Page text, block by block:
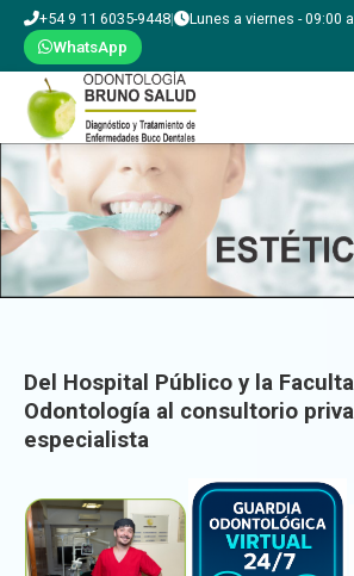
+54 9 11 6035-9448| Lunes a viernes - 09:00
WhatsApp
Del Hospital Público y la
Odontología al consultorio
especialista